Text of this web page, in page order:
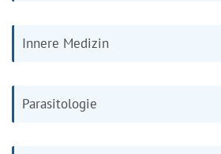
Innere Medizin
Parasitologie